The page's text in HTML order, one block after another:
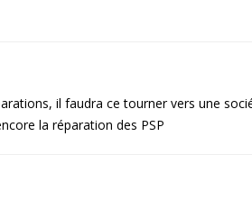
il faudra ce tourner vers une
la réparation des PSP